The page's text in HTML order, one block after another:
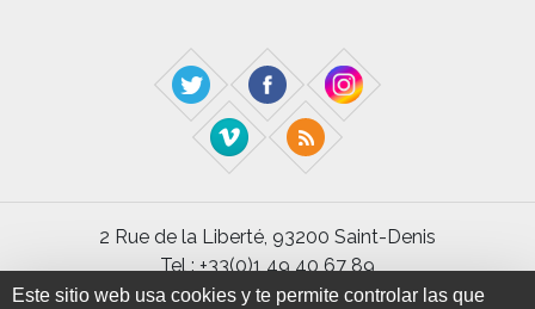
Este sitio web usa cookies y te permite controlar las que
2 Rue de la Liberté, 93200 Saint-Denis
Tel : +33(0)1 49 40 67 89
Fax : +33(0) 1 48 21 04 46